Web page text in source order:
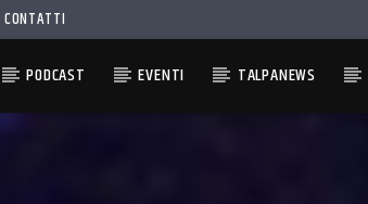
CONTATTI
PODCAST EVENTI TALPANEWS